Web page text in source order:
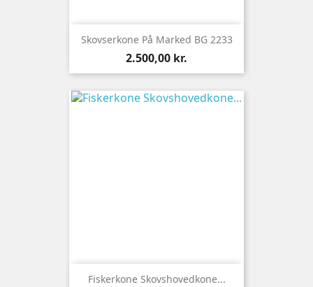
Skovserkone På Marked BG 2233
Pris
2.500,00 kr.
Fiskerkone Skovshovedkone...